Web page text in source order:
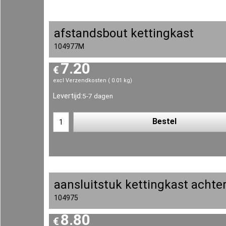
afstandsbout kettingkast
104977M
€7.20
excl Verzendkosten 0.01 kg
Levertijd:5-7 dagen
Bestel
aansluitstuk kettingkast
104975
€8.80